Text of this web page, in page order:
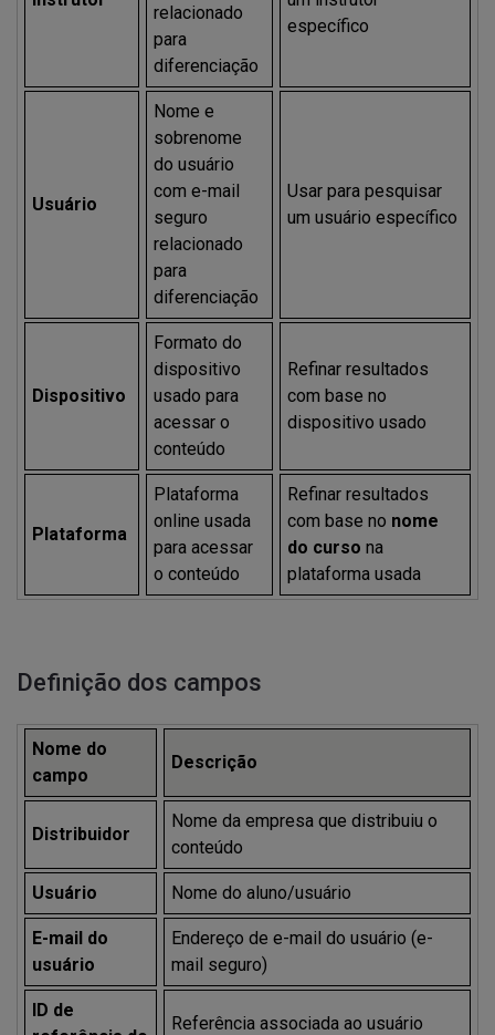
relacionado
para
diferenciação
específico
Usuário
Nome e
sobrenome
do usuário
com e-mail
seguro
relacionado
para
diferenciação
Usar para pesquisar
um usuário específico
Dispositivo
Formato do
dispositivo
usado para
acessar o
conteúdo
Refinar resultados
com base no
dispositivo usado
Plataforma
Plataforma
online usada
para acessar
o conteúdo
Refinar resultados
com base no nome
do curso na
plataforma usada
Definição dos campos
Nome do
campo
Descrição
Distribuidor
Nome da empresa que distribuiu o
conteúdo
Usuário Nome do aluno/usuário
E-mail do
usuário
Endereço de e-mail do usuário (e-
mail seguro)
ID de
Referência associada ao usuário